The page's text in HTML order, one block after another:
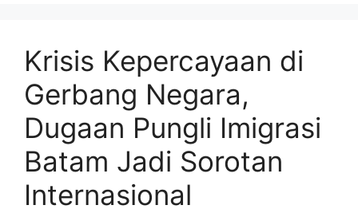
Krisis Kepercayaan di
Gerbang Negara,
Dugaan Pungli Imigrasi
Batam Jadi Sorotan
Internasional